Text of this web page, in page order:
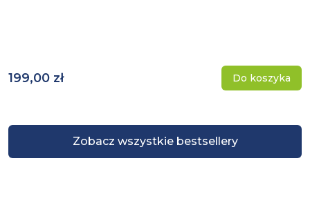
Zobacz wszystkie bestsellery
199,00 zł Do koszyka